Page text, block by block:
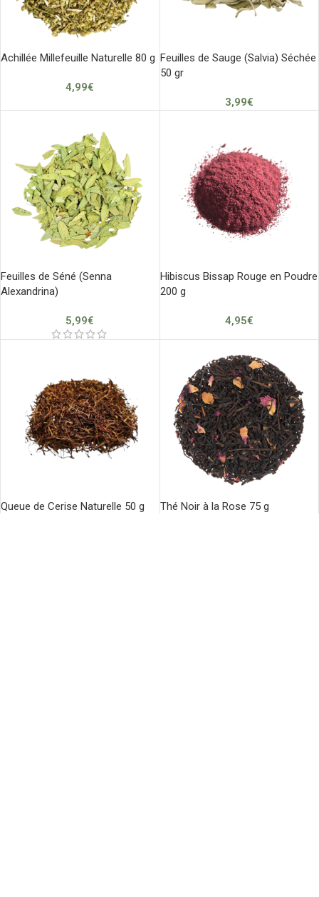
Achillée Millefeuille Naturelle 80 g
4,99€
Feuilles de Sauge (Salvia) Séchée
50 gr
3,99€
Feuilles de Séné (Senna
Alexandrina)
5,99€
Hibiscus Bissap Rouge en Poudre
200 g
4,95€
Queue de Cerise Naturelle 50 g Thé Noir à la Rose 75 g